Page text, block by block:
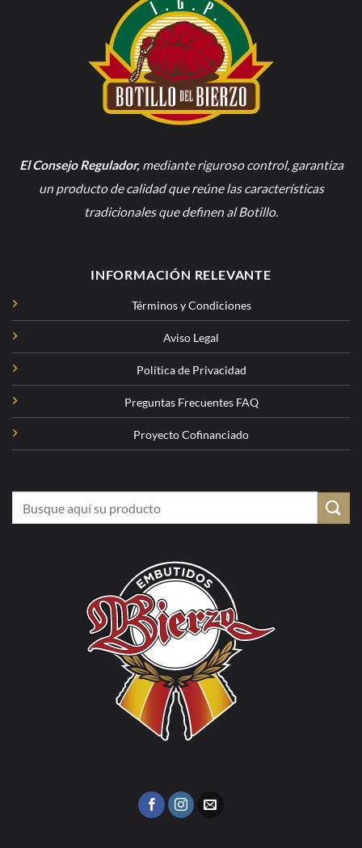
El Consejo Regulador,mediante riguroso control, garantiza
un producto de calidad que reúne las características
tradicionales que definen al Botillo.
INFORMACIÓN RELEVANTE
Términos y Condiciones
Aviso Legal
Política de Privacidad
Preguntas Frecuentes FAQ
Proyecto Cofinanciado